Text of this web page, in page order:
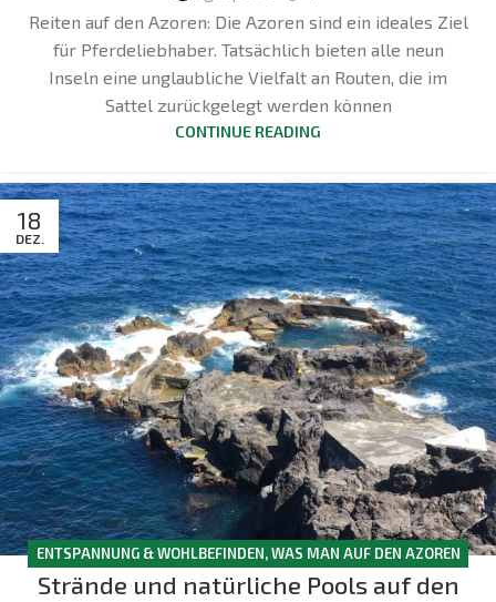
Reiten auf den Azoren: Die Azoren sind ein ideales Ziel
für Pferdeliebhaber. Tatsächlich bieten alle neun
Inseln eine unglaubliche Vielfalt an Routen, die im
Sattel zurückgelegt werden können
CONTINUE READING
18
DEZ.
ENTSPANNUNG & WOHLBEFINDEN,WAS MAN AUF DEN AZOREN
UNTERNEHMEN KANN
Strände und natürliche Pools auf den